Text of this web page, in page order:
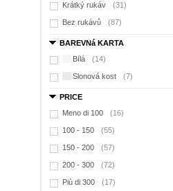
Krátký rukáv (31)
Bez rukávů (87)
BAREVNá KARTA
Bílá
(14)
Slonová kost (7)
PRICE
Meno di 100
(16)
100 - 150 (55)
150 - 200 (57)
200 - 300 (72)
Più di 300 (17)